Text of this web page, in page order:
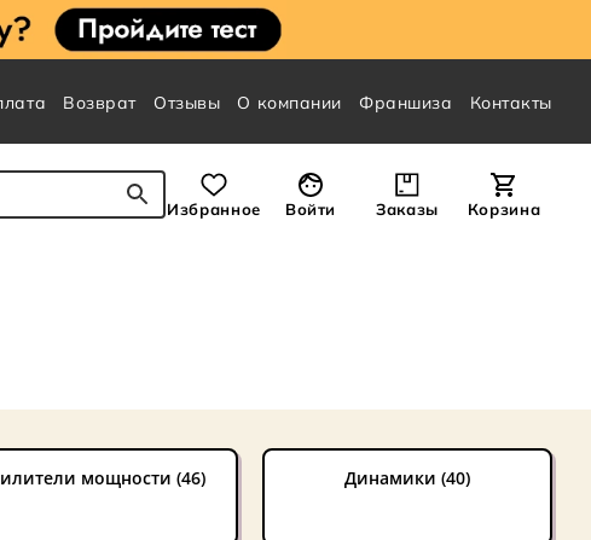
Возврат Отзывы О компании Франшиза Контакты
Избранное Войти Заказы Корзина
мощности (46) Динамики (40)